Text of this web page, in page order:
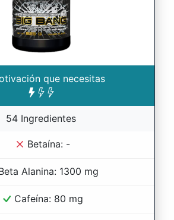
que necesitas
54 Ingredientes
Betaína: -
Alanina: 1300 mg
Cafeína: 80 mg